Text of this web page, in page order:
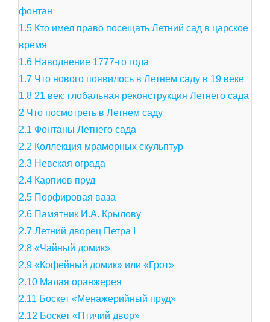
фонтан
1.5 Кто имел право посещать Летний сад в царское
время
1.6 Наводнение 1777-го года
1.7 Что нового появилось в Летнем саду в 19 веке
1.8 21 век: глобальная реконструкция Летнего сада
2 Что посмотреть в Летнем саду
2.1 Фонтаны Летнего сада
2.2 Коллекция мраморных скульптур
2.3 Невская ограда
2.4 Карпиев пруд
2.5 Порфировая ваза
2.6 Памятник И.А. Крылову
2.7 Летний дворец Петра I
2.8 «Чайный домик»
2.9 «Кофейный домик» или «Грот»
2.10 Малая оранжерея
2.11 Боскет «Менажерийный пруд»
2.12 Боскет «Птичий двор»